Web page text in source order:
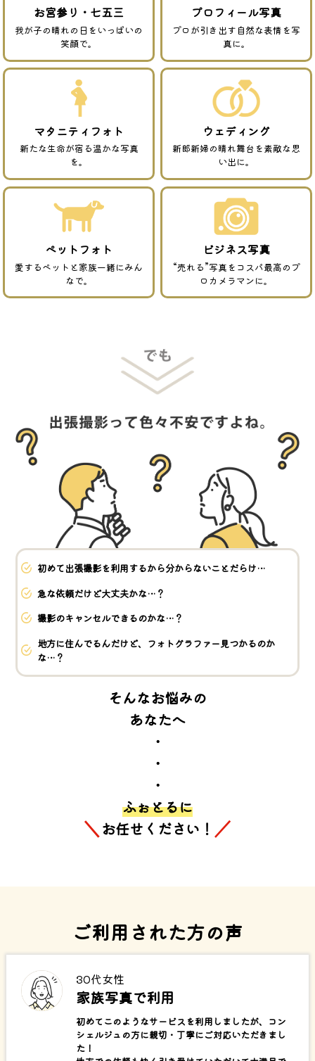
お宮参り・七五三
我が子の晴れの日をいっぱいの
笑顔で。
プロフィール写真
プロが引き出す自然な表情を写
真に。
マタニティフォト
新たな生命が宿る温かな写真
を。
ウェディング
新郎新婦の晴れ舞台を素敵な思
い出に。
ペットフォト
愛するペットと家族一緒にみん
なで。
ビジネス写真
“売れる”写真をコスパ最高のプ
ロカメラマンに。
初めて出張撮影を利用するから分からないことだらけ…
急な依頼だけど大丈夫かな…？
撮影のキャンセルできるのかな…？
地方に住んでるんだけど、フォトグラファー見つかるのか
な…？
そんなお悩みの
あなたへ
・
・
・
ふぉとるに
＼ お任せください！ ／
ご利用された方の声
30代女性
家族写真で利用
初めてこのようなサービスを利用しましたが、コン
シェルジュの方に親切・丁寧にご対応いただきまし
た！